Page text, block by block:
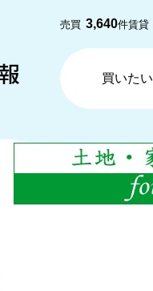
売買 3,640件賃貸
買いたい